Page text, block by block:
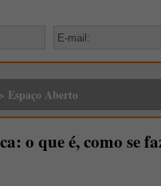
> Espaço Aberto
o que é, como se